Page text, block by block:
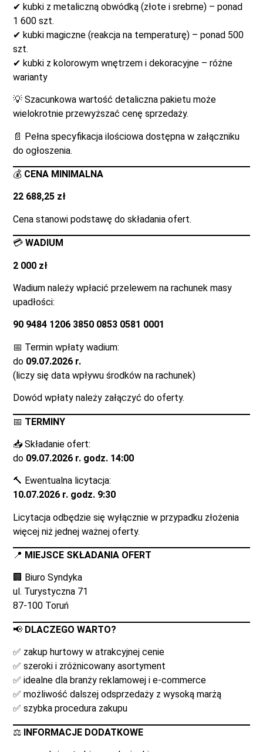
✔ kubki z metaliczną obwódką (złote i srebrne) – ponad
1 600 szt.
✔ kubki magiczne (reakcja na temperaturę) – ponad 500
szt.
✔ kubki z kolorowym wnętrzem i dekoracyjne – różne
warianty
💡 Szacunkowa wartość detaliczna pakietu może
wielokrotnie przewyższać cenę sprzedaży.
📄 Pełna specyfikacja ilościowa dostępna w załączniku
do ogłoszenia.
💰 CENA MINIMALNA
22 688,25 zł
Cena stanowi podstawę do składania ofert.
💳WADIUM
2 000 zł
Wadium należy wpłacić przelewem na rachunek masy
upadłości:
90 9484 1206 3850 0853 0581 0001
📅 Termin wpłaty wadium:
do 09.07.2026 r.
(liczy się data wpływu środków na rachunek)
Dowód wpłaty należy załączyć do oferty.
📅 TERMINY
📥 Składanie ofert:
do 09.07.2026 r. godz. 14:00
🔨 Ewentualna licytacja:
10.07.2026 r. godz. 9:30
Licytacja odbędzie się wyłącznie w przypadku złożenia
więcej niż jednej ważnej oferty.
📍 MIEJSCE SKŁADANIA OFERT
🏢 Biuro Syndyka
ul. Turystyczna 71
87-100 Toruń
📢 DLACZEGO WARTO?
✅ zakup hurtowy w atrakcyjnej cenie
✅ szeroki i zróżnicowany asortyment
✅ idealne dla branży reklamowej i e-commerce
✅ możliwość dalszej odsprzedaży z wysoką marżą
✅ szybka procedura zakupu
⚖️ INFORMACJE DODATKOWE